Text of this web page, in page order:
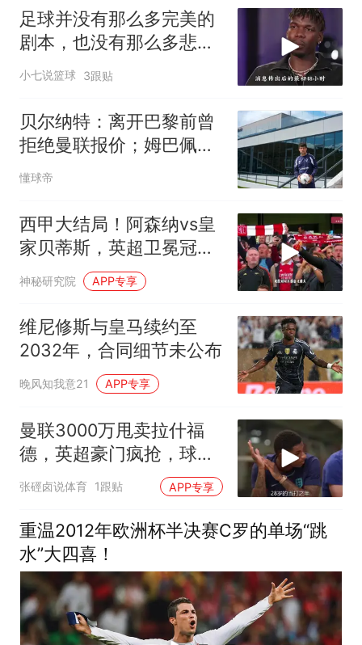
足球并没有那么多完美的
剧本，也没有那么多悲观
的事情，C罗一直都在温
暖着这个足球世界
小七说篮球 3跟贴
贝尔纳特：离开巴黎前曾
拒绝曼联报价；姆巴佩不
是“独裁者”
懂球帝
西甲大结局！阿森纳vs皇
家贝蒂斯，英超卫冕冠军
完败！
神秘研究院 APP专享
维尼修斯与皇马续约至
2032年，合同细节未公布
晚风知我意21 APP专享
曼联3000万甩卖拉什福
德，英超豪门疯抢，球迷
彻底炸锅
张硜卤说体育 1跟贴 APP专享
重温2012年欧洲杯半决赛C罗的单场“跳
水”大四喜！